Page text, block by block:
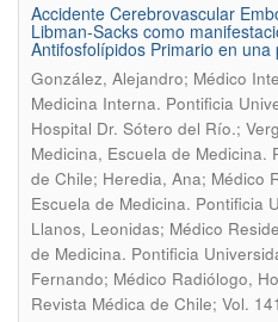
Accidente Cerebrovascular
Libman-Sacks como
Antifosfolípidos Primario en
González, Alejandro; Médico
Medicina Interna. Pontificia
Hospital Dr. Sótero del Río.;
Medicina, Escuela de Medicina.
de Chile; Heredia, Ana; Médico
Escuela de Medicina. Pontificia
Llanos, Leonidas; Médico
de Medicina. Pontificia
Fernando; Médico Radiólogo,
Revista Médica de Chile; Vol.